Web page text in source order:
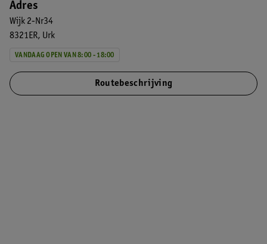
Adres
Wijk 2-Nr34
8321ER Urk
VANDAAG OPEN VAN 8:00 - 18:00
Routebeschrijving